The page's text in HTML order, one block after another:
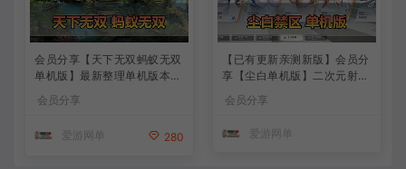
会员分享【天下无双蚂蚁无双
单机版】最新整理单机版本
带GM命令后台 武侠怀旧网游
免虚拟机一键端 配套视频教
会员分享
爱游网单 280
【已有更新亲测新版】会员分
享【尘白单机版】二次元射击
类网游单机版一键端
会员分享
爱游网单